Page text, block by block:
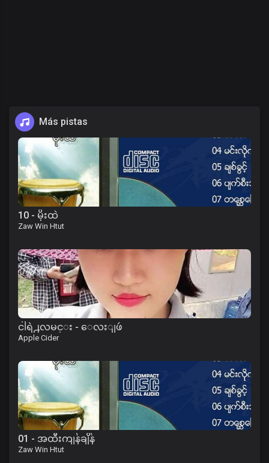
Más pistas
10 - မိုးထဲ
Zaw Win Htut
ငါရဲ႕လမင္း - ေလးျဖဴ
Apple Cider
01 - အထီးကျန်ချိန်
Zaw Win Htut